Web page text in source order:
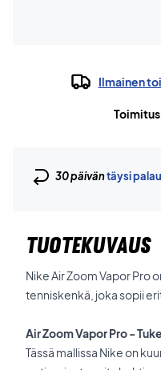
Ilmainen
30 päiväntäysi
TUOTEKUVAUS
Nike Air Zoom Vapor Pro
tenniskenkä, joka sopii
Air Zoom Vapor Pro -
Tässä mallissa Nike on